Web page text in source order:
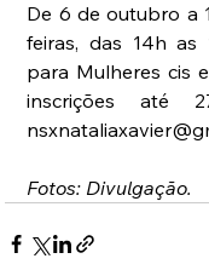
De 6 de outubro a
feiras, das 14h as
para Mulheres cis
inscrições até
Fotos: Divulgação.